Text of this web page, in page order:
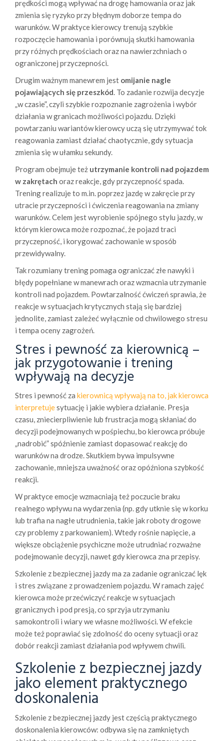
prędkości mogą wpływać na drogę hamowania oraz jak
zmienia się ryzyko przy błędnym doborze tempa do
warunków. W praktyce kierowcy trenują szybkie
rozpoczęcie hamowania i porównują skutki hamowania
przy różnych prędkościach oraz na nawierzchniach o
ograniczonej przyczepności.
Drugim ważnym manewrem jest omijanie nagle
pojawiających się przeszkód. To zadanie rozwija decyzje
„w czasie”, czyli szybkie rozpoznanie zagrożenia i wybór
działania w granicach możliwości pojazdu. Dzięki
powtarzaniu wariantów kierowcy uczą się utrzymywać tok
reagowania zamiast działać chaotycznie, gdy sytuacja
zmienia się w ułamku sekundy.
Program obejmuje też utrzymanie kontroli nad pojazdem
w zakrętach oraz reakcje, gdy przyczepność spada.
Trening realizuje to m.in. poprzez jazdę w zakręcie przy
utracie przyczepności i ćwiczenia reagowania na zmiany
warunków. Celem jest wyrobienie spójnego stylu jazdy, w
którym kierowca może rozpoznać, że pojazd traci
przyczepność, i korygować zachowanie w sposób
przewidywalny.
Tak rozumiany trening pomaga ograniczać złe nawyki i
błędy popełniane w manewrach oraz wzmacnia utrzymanie
kontroli nad pojazdem. Powtarzalność ćwiczeń sprawia, że
reakcje w sytuacjach krytycznych stają się bardziej
jednolite, zamiast zależeć wyłącznie od chwilowego stresu
i tempa oceny zagrożeń.
Stres i pewność za kierownicą –
jak przygotowanie i trening
wpływają na decyzje
Stres i pewność za kierownicą wpływają na to, jak kierowca
interpretujesytuację i jakie wybiera działanie. Presja
czasu, zniecierpliwienie lub frustracja mogą skłaniać do
decyzji podejmowanych w pośpiechu, bo kierowca próbuje
„nadrobić” spóźnienie zamiast dopasować reakcję do
warunków na drodze. Skutkiem bywa impulsywne
zachowanie, mniejsza uważność oraz opóźniona szybkość
reakcji.
W praktyce emocje wzmacniają też poczucie braku
realnego wpływu na wydarzenia (np. gdy utknie się w korku
lub trafia na nagłe utrudnienia, takie jak roboty drogowe
czy problemy z parkowaniem). Wtedy rośnie napięcie, a
większe obciążenie psychiczne może utrudniać rozważne
podejmowanie decyzji, nawet gdy kierowca zna przepisy.
Szkolenie z bezpiecznej jazdy ma za zadanie ograniczać lęk
i stres związane z prowadzeniem pojazdu. W ramach zajęć
kierowca może przećwiczyć reakcje w sytuacjach
granicznych i pod presją, co sprzyja utrzymaniu
samokontroli i wiary we własne możliwości. W efekcie
może też poprawiać się zdolność do oceny sytuacji oraz
dobór reakcji zamiast działania pod wpływem chwili.
Szkolenie z bezpiecznej jazdy
jako element praktycznego
doskonalenia
Szkolenie z bezpiecznej jazdy jest częścią praktycznego
doskonalenia kierowców: odbywa się na zamkniętych